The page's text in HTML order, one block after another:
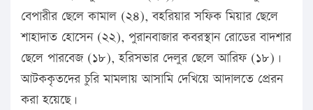
বেপারীর ছেলে কামাল (২৪), বহরিয়ার সফিক মিয়ার ছেলে
শাহাদাত হোসেন (২২), পুরানবাজার কবরস্থান রোডের বাদশার
ছেলে পারবেজ (১৮), হরিসভার দেলুর ছেলে আরিফ (১৮)।
আটককৃতদের চুরি মামলায় আসামি দেখিয়ে আদালতে প্রেরন
করা হয়েছে।